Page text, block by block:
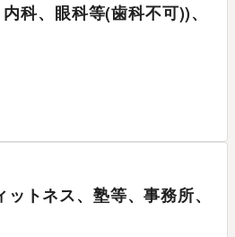
科、眼科等(歯科不可))、
トネス、塾等、事務所、